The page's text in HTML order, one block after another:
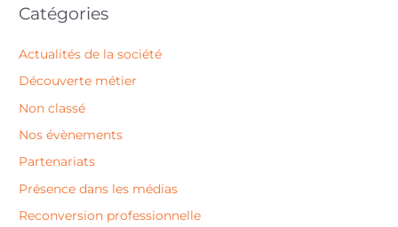
Catégories
Actualités de la société
Découverte métier
Non classé
Nos évènements
Partenariats
Présence dans les médias
Reconversion professionnelle